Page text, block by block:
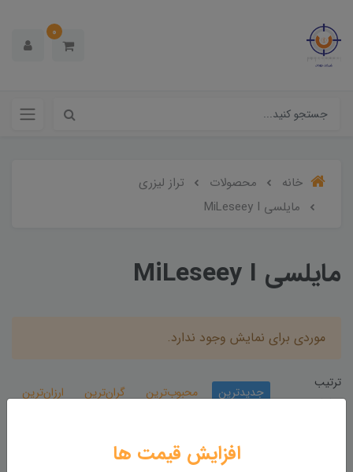
0
خانه محصولات
تراز لیزری
مایلسی MiLeseey I
مایلسی MiLeseey I
موردی برای نمایش وجود ندارد.
ترتیب
نمایش:
جدیدترین محبوب‌ترین گران‌ترین ارزان‌ترین
افزایش قیمت ها